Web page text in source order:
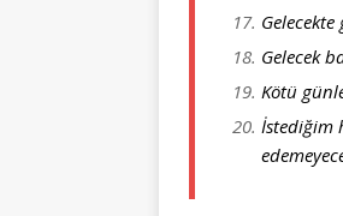
Gelecek
Kötü
İstediğim